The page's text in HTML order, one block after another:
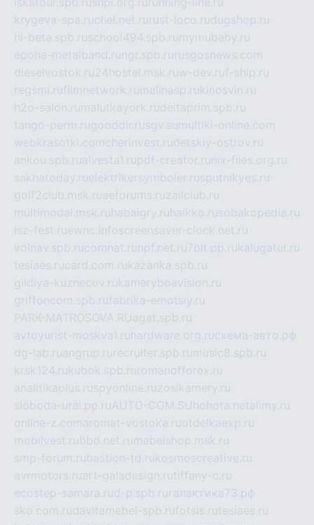
krygeva-spa.ruchel.net.ru rust-loco.rudugshop.ru
hl-beta.spb.ruschool494.spb.ru mymubaby.ru
epoha-metalband.ru ngr.spb.ru rusgosnews.com
dieselvostok.ru24hostel.msk.ruw-dev.ruf-ship.ru
regsmi.rufilmnetwork.ru malinasp.rukinosvin.ru
h2o-salon.ru malutkayork.rudeltaprim.spb.ru
tango-perm.rugooddir.rusgv.su multiki-online.com
webkrasotki.comcherinvest.rudetskiy-ostrov.ru
ankou.spb.rualvesta1.rupdf-creator.ru nix-files.org.ru
sakhatoday.ruelektrikersymboler.rusputnikyes.ru
golf2club.msk.ruaeforums.ruzallclub.ru
multimodal.msk.ru habaigry.ru haikko.rusobakopedia.ru
isz-fest.ruewnc.infoscreensaver-clock.net.ru
volnav.spb.rucomnat.ru npf.net.ru7bit.pp.rukalugatur.ru
tesiaes.rucard.com.rukazanka.spb.ru
gildiya-kuznecov.rukameryboavision.ru
griffoncom.spb.rufabrika-emotsiy.ru
PARK-MATROSOVA.RUagat.spb.ru
avtoyurist-moskva1.ru hardware.org.ruсхема-авто.рф
dg-lab.ruangrup.ru recruiter.spb.ru music8.spb.ru
krsk124.rukubok.spb.ru romanofforex.ru
analitikaplus.ruspyonline.ruzosikamery.ru
sloboda-ural.pp.ruAUTO-COM.SU hohota.netalimy.ru
online-z.comaromat-vostoka.ruotdelkaexp.ru
mobilvest.rubbd.net.ru mebelshop.msk.ru
smp-forum.rubastion-td.rukosmoscreative.ru
avrmotors.ruart-galadesign.rutiffany-c.ru
ecostep-samara.rud-p.spb.ru галактика73.рф
sko.com.rudavitamebel-spb.rufotsis.rutesiaes.ru